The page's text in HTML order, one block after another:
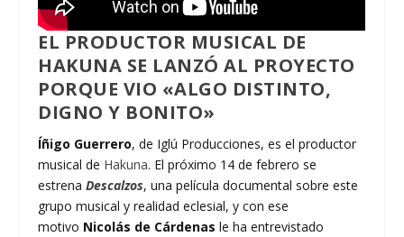
EL PRODUCTOR MUSICAL DE
HAKUNA SE LANZÓ AL PROYECTO
PORQUE VIO «ALGO DISTINTO,
DIGNO Y BONITO»
Íñigo Guerrero, de Iglú Producciones, es el productor
musical de Hakuna. El próximo 14 de febrero se
estrenaDescalzos, una película documental sobre este
grupo musical y realidad eclesial, y con ese
motivo Nicolás de Cárdenas le ha entrevistado